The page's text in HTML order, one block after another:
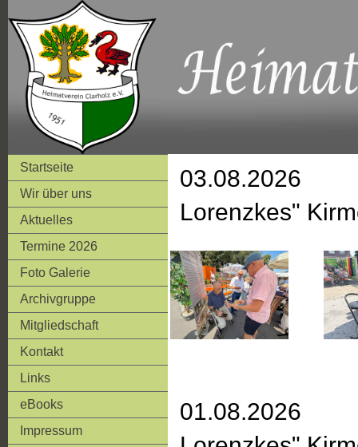
Startseite
Wir über uns
Aktuelles
Termine 2026
Foto Galerie
Archivgruppe
Mitgliedschaft
Kontakt
Links
eBooks
Impressum
03.08.2026
Lorenzkes"
01.08.2026